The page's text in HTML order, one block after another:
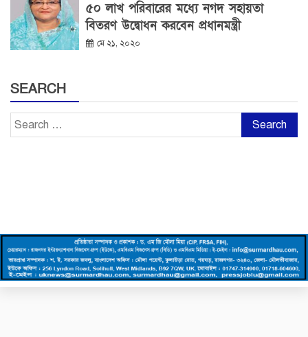
৫০ লাখ পরিবারের মধ্যে নগদ সহায়তা
বিতরণ উদ্বোধন করবেন প্রধানমন্ত্রী
মে ২১, ২০২০
SEARCH
Search
for: